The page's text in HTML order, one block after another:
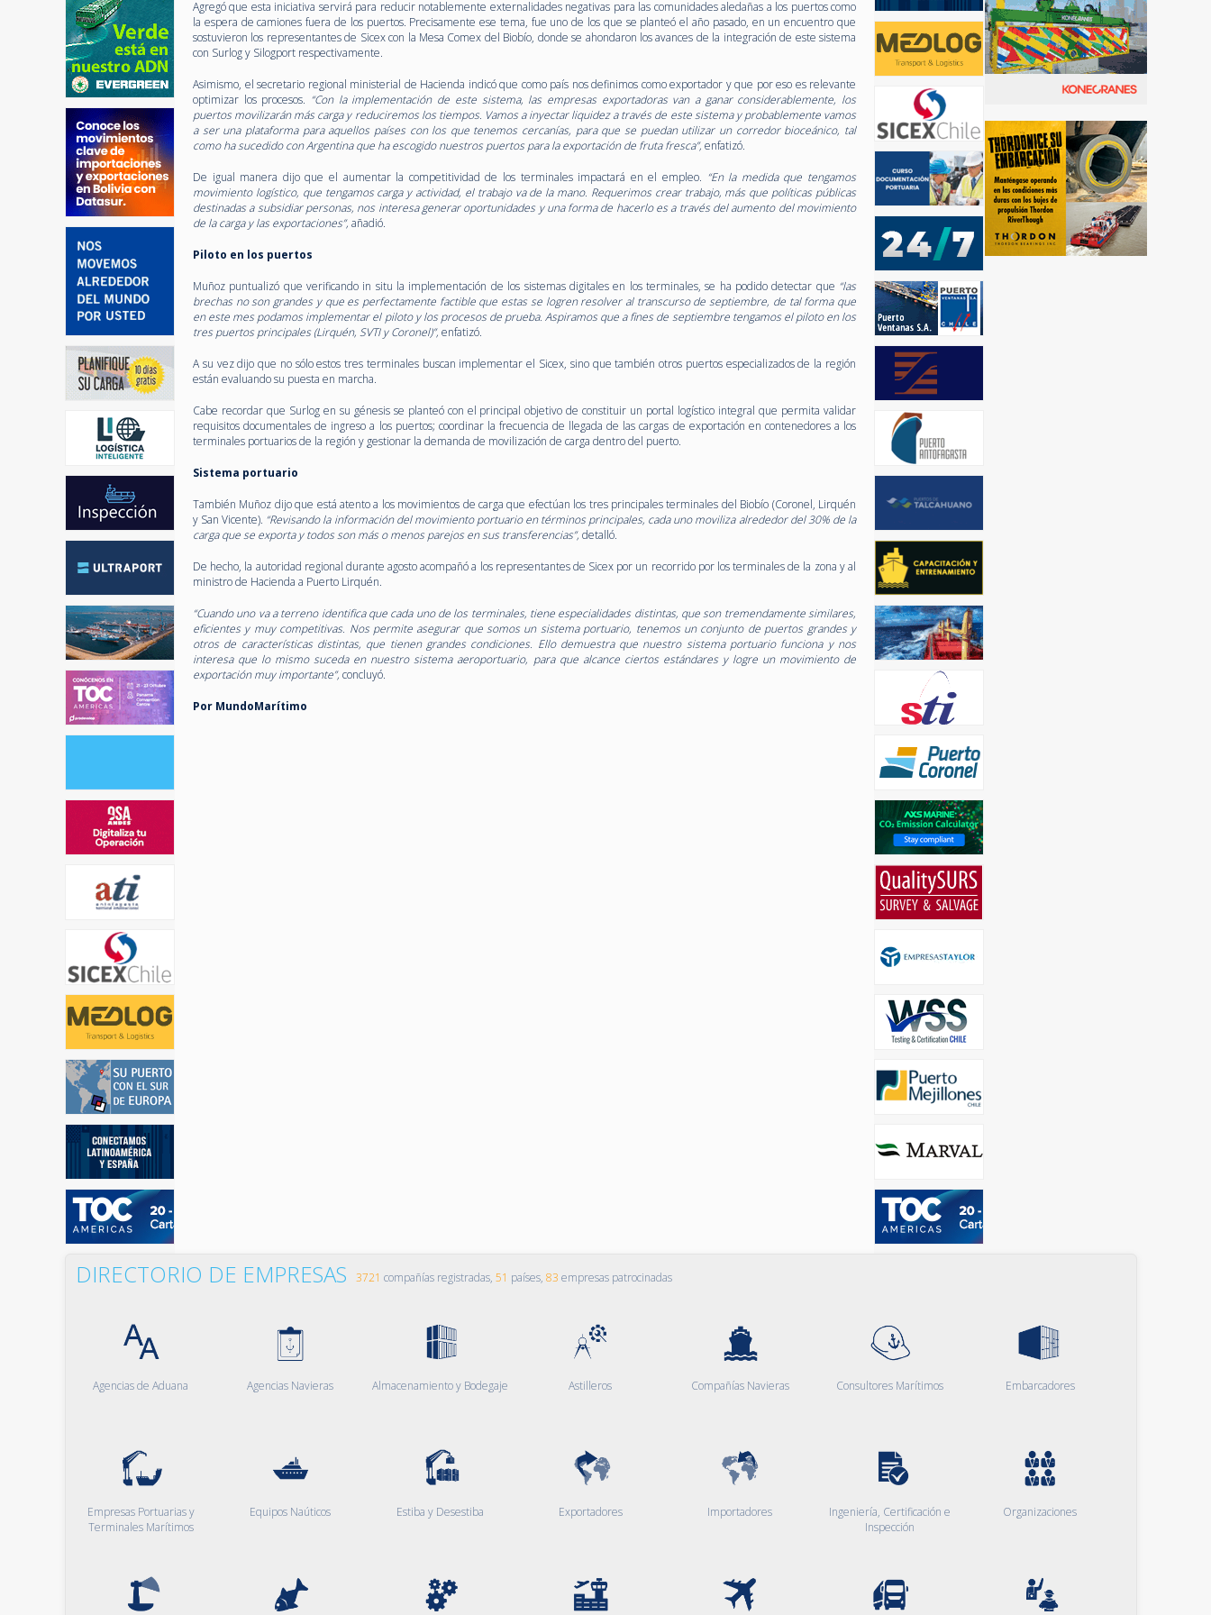
Agregó que esta iniciativa servirá para reducir notablemente externalidades negativas para las comunidades aledañas a los puertos como
la espera de camiones fuera de los puertos. Precisamente ese tema, fue uno de los que se planteó el año pasado, en un encuentro que
sostuvieron los representantes de Sicex con la Mesa Comex del Biobío, donde se ahondaron los avances de la integración de este sistema
con Surlog y Silogport respectivamente.
Asimismo, el secretario regional ministerial de Hacienda indicó que como país nos definimos como exportador y que por eso es relevante
optimizar los procesos. “Con la implementación de este sistema, las empresas exportadoras van a ganar considerablemente, los
puertos movilizarán más carga y reduciremos los tiempos. Vamos a inyectar liquidez a través de este sistema y probablemente vamos
a ser una plataforma para aquellos países con los que tenemos cercanías, para que se puedan utilizar un corredor bioceánico, tal
como ha sucedido con Argentina que ha escogido nuestros puertos para la exportación de fruta fresca”, enfatizó.
De igual manera dijo que el aumentar la competitividad de los terminales impactará en el empleo. “En la medida que tengamos
movimiento logístico, que tengamos carga y actividad, el trabajo va de la mano. Requerimos crear trabajo, más que políticas públicas
destinadas a subsidiar personas, nos interesa generar oportunidades y una forma de hacerlo es a través del aumento del movimiento
de la carga y las exportaciones”, añadió.
Piloto en los puertos
Muñoz puntualizó que verificando in situ la implementación de los sistemas digitales en los terminales, se ha podido detectar que “las
brechas no son grandes y que es perfectamente factible que estas se logren resolver al transcurso de septiembre, de tal forma que
en este mes podamos implementar el piloto y los procesos de prueba. Aspiramos que a fines de septiembre tengamos el piloto en los
tres puertos principales (Lirquén, SVTI y Coronel)”, enfatizó.
A su vez dijo que no sólo estos tres terminales buscan implementar el Sicex, sino que también otros puertos especializados de la región
están evaluando su puesta en marcha.
Cabe recordar que Surlog en su génesis se planteó con el principal objetivo de constituir un portal logístico integral que permita validar
requisitos documentales de ingreso a los puertos; coordinar la frecuencia de llegada de las cargas de exportación en contenedores a los
terminales portuarios de la región y gestionar la demanda de movilización de carga dentro del puerto.
Sistema portuario
También Muñoz dijo que está atento a los movimientos de carga que efectúan los tres principales terminales del Biobío (Coronel, Lirquén
y San Vicente). “Revisando la información del movimiento portuario en términos principales, cada uno moviliza alrededor del 30% de la
carga que se exporta y todos son más o menos parejos en sus transferencias”, detalló.
De hecho, la autoridad regional durante agosto acompañó a los representantes de Sicex por un recorrido por los terminales de la zona y al
ministro de Hacienda a Puerto Lirquén.
“Cuando uno va a terreno identifica que cada uno de los terminales, tiene especialidades distintas, que son tremendamente similares,
eficientes y muy competitivas. Nos permite asegurar que somos un sistema portuario, tenemos un conjunto de puertos grandes y
otros de características distintas, que tienen grandes condiciones. Ello demuestra que nuestro sistema portuario funciona y nos
interesa que lo mismo suceda en nuestro sistema aeroportuario, para que alcance ciertos estándares y logre un movimiento de
exportación muy importante”, concluyó.
Por MundoMarítimo
DIRECTORIO DE EMPRESAS 3721 compañías registradas, 51 países, 83 empresas patrocinadas
Agencias de Aduana Agencias Navieras Almacenamiento y Bodegaje Astilleros Compañías Navieras Consultores Marítimos Embarcadores
Empresas Portuarias y
Terminales Marítimos
Equipos Naúticos Estiba y Desestiba Exportadores Importadores
Ingeniería, Certificación e
Inspección
Organizaciones